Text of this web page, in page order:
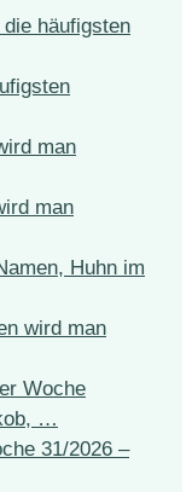
häufigsten
man
man
Huhn im
wird man
Woche
…
31/2026 –